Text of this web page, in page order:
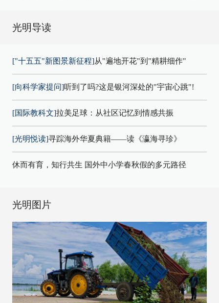
光明导读
["十五五"新图景新征程]从"遍地开花"到"精耕细作"
[向科学家提问]听到了吗?这是银河深处的"宇宙心跳"!
[国际教科文]拉美足球：从社区记忆到情感共振
[光明悦读]寻踪海外华夏典籍——读《瀛海寻珍》
休而有育，知行共生 国外中小学春秋假的多元路径
光明图片